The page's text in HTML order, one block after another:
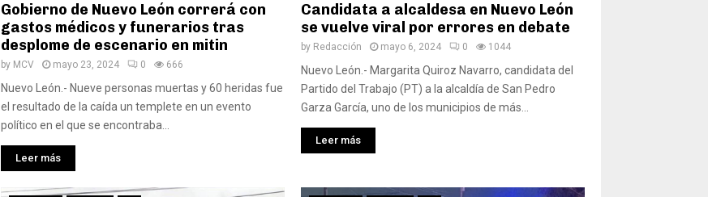
Gobierno de Nuevo León correrá con
gastos médicos y funerarios tras
desplome de escenario en mitin
by MCV mayo 23, 2024 0 666
Nuevo León.- Nueve personas muertas y 60 heridas fue
el resultado de la caída un templete en un evento
político en el que se encontraba...
Leer más
Candidata a alcaldesa en Nuevo León
se vuelve viral por errores en debate
by Redacción mayo 6, 2024 0 1044
Nuevo León.- Margarita Quiroz Navarro, candidata del
Partido del Trabajo (PT) a la alcaldía de San Pedro
Garza García, uno de los municipios de más...
Leer más